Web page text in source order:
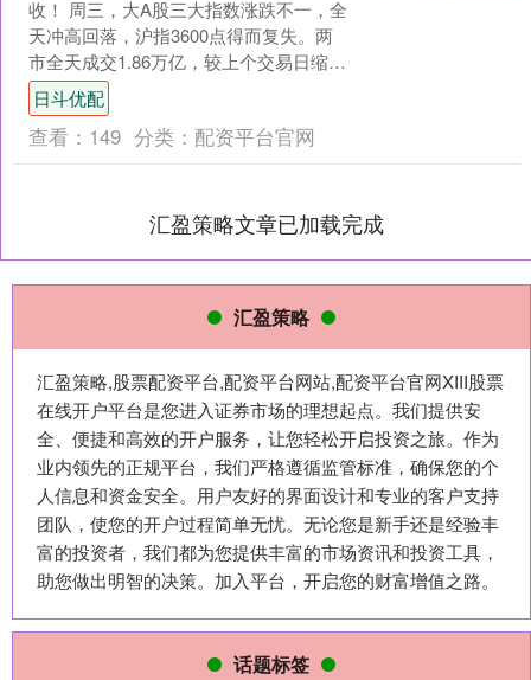
收！ 周三，大A股三大指数涨跌不一，全
天冲高回落，沪指3600点得而复失。两
市全天成交1.86万亿，较上个交易日缩量
284亿。今天又是精准卡点位啊，沪指怒
涨0.....
日斗优配
查看： 149 分类： 配资平台官网
汇盈策略文章已加载完成
汇盈策略
汇盈策略,股票配资平台,配资平台网站,配资平台官网XIII‌股票
在线开户平台是您进入证券市场的理想起点。我们提供安
全、便捷和高效的开户服务，让您轻松开启投资之旅。作为
业内领先的正规平台，我们严格遵循监管标准，确保您的个
人信息和资金安全。用户友好的界面设计和专业的客户支持
团队，使您的开户过程简单无忧。无论您是新手还是经验丰
富的投资者，我们都为您提供丰富的市场资讯和投资工具，
助您做出明智的决策。加入平台，开启您的财富增值之路。
话题标签